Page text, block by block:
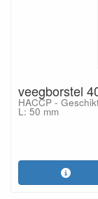
veegborstel
HACCP -
L: 50 mm